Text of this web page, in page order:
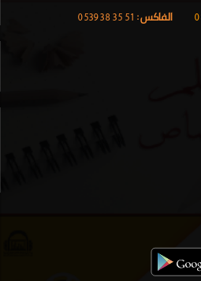
الفاكس: